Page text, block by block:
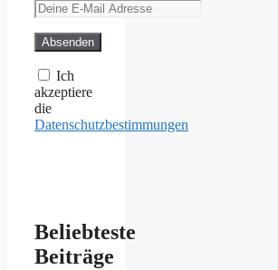
Ich
akzeptiere
die
Datenschutzbestimmungen
Beliebteste
Beiträge